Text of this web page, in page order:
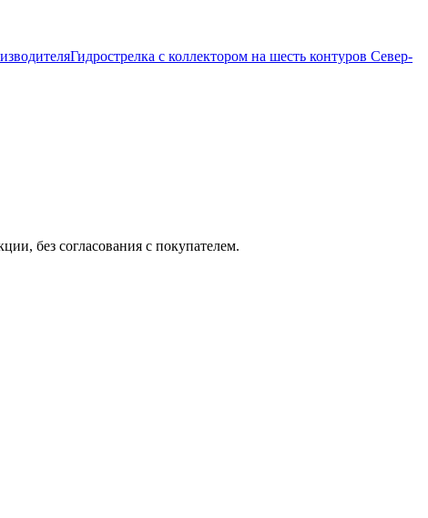
Гидрострелка с коллектором на шесть контуров Север-
без согласования с покупателем.